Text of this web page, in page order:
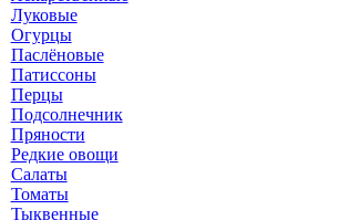
Луковые
Огурцы
Паслёновые
Патиссоны
Перцы
Подсолнечник
Пряности
Редкие овощи
Салаты
Томаты
Тыквенные